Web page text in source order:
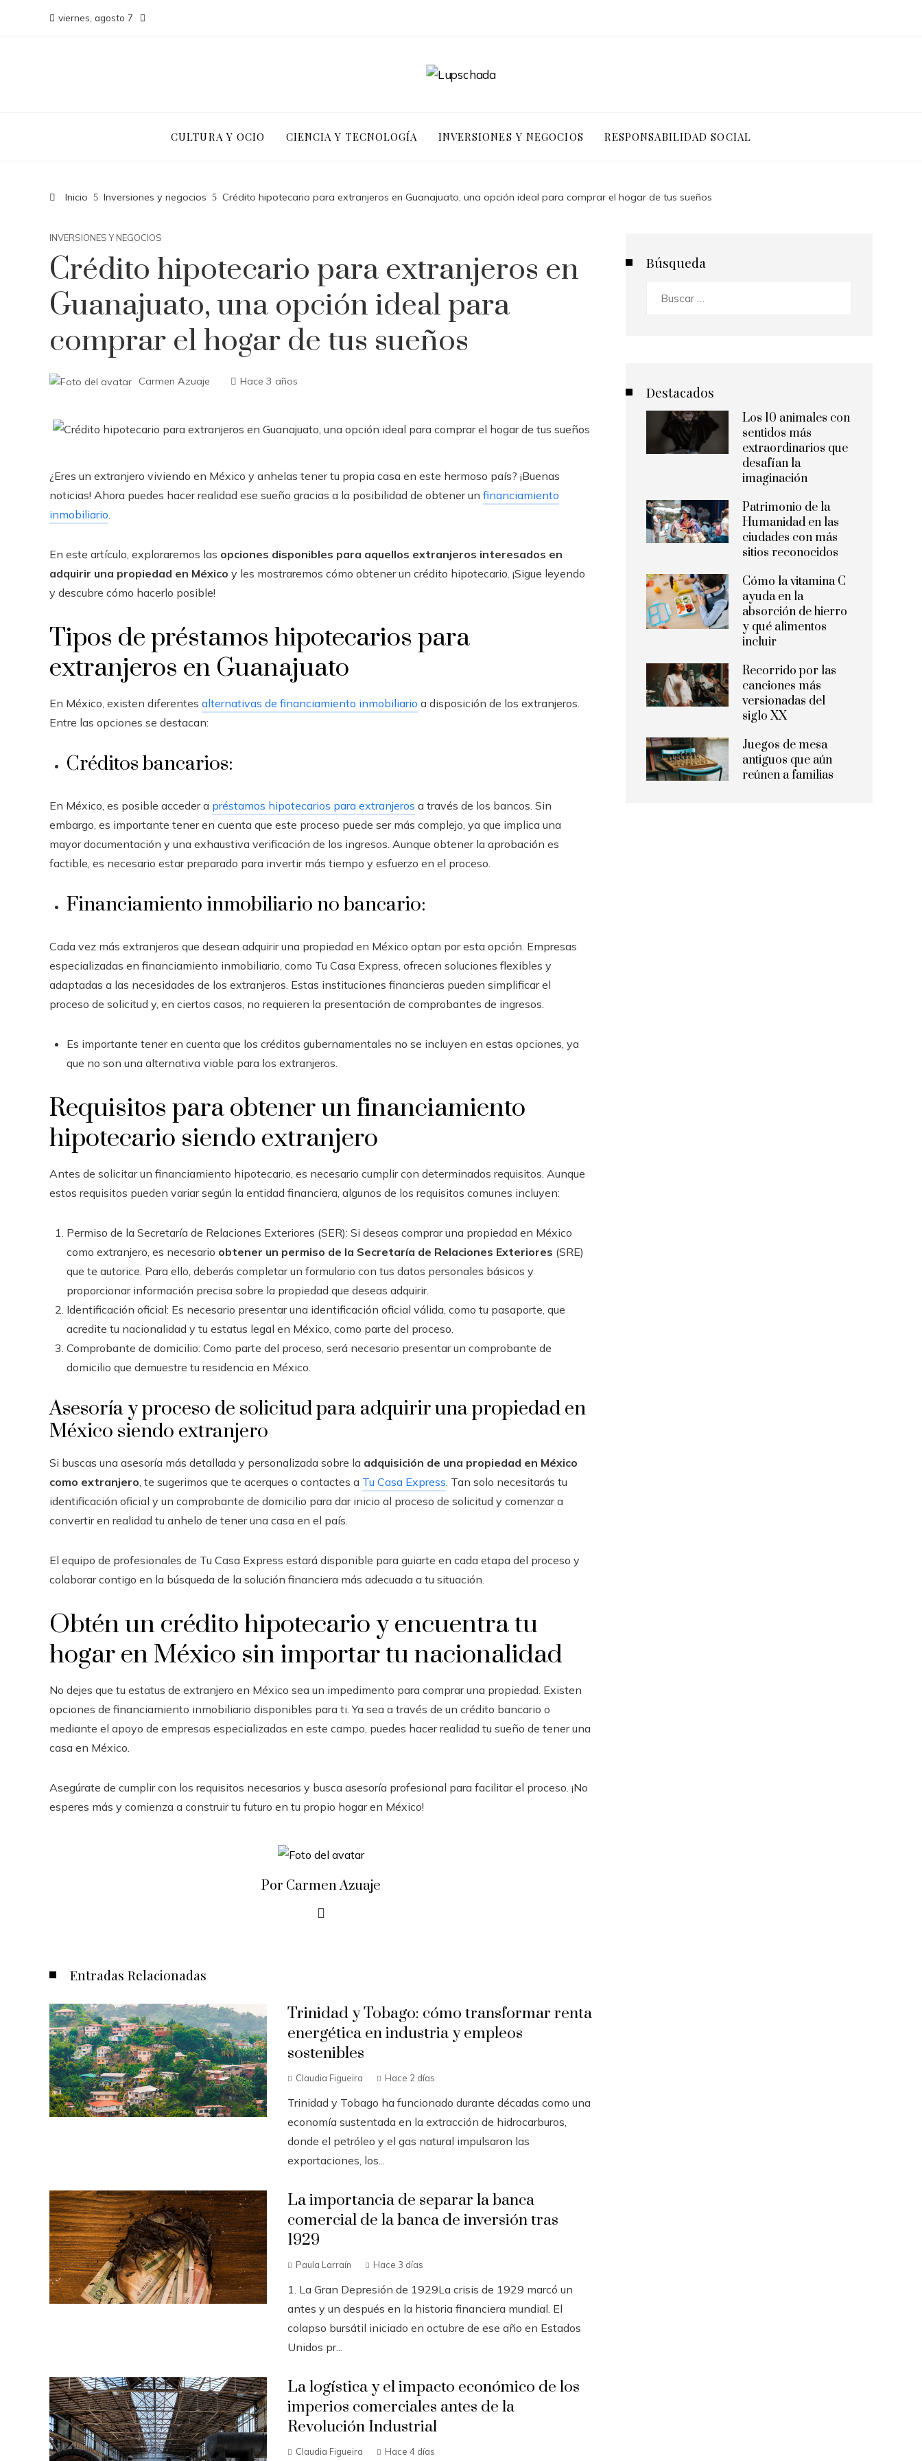
viernes, agosto 7
CULTURA Y OCIO CIENCIA Y TECNOLOGÍA INVERSIONES Y NEGOCIOS RESPONSABILIDAD SOCIAL
Inicio Inversiones y negocios Crédito hipotecario para extranjeros en Guanajuato, una opción ideal para comprar el hogar de tus sueños
INVERSIONES Y NEGOCIOS
Crédito hipotecario para extranjeros en
Guanajuato, una opción ideal para
comprar el hogar de tus sueños
Carmen Azuaje Hace 3 años
¿Eres un extranjero viviendo en México y anhelas tener tu propia casa en este hermoso país? ¡Buenas
noticias! Ahora puedes hacer realidad ese sueño gracias a la posibilidad de obtener un financiamiento
inmobiliario
En este artículo, exploraremos las opciones disponibles para aquellos extranjeros interesados en
adquirir una propiedad en México y les mostraremos cómo obtener un crédito hipotecario. ¡Sigue leyendo
y descubre cómo hacerlo posible!
Tipos de préstamos hipotecarios para
extranjeros en Guanajuato
En México, existen diferentes alternativas de financiamiento inmobiliario a disposición de los extranjeros.
Entre las opciones se destacan:
Créditos bancarios:
En México, es posible acceder a préstamos hipotecarios para extranjeros a través de los bancos. Sin
embargo, es importante tener en cuenta que este proceso puede ser más complejo, ya que implica una
mayor documentación y una exhaustiva verificación de los ingresos. Aunque obtener la aprobación es
factible, es necesario estar preparado para invertir más tiempo y esfuerzo en el proceso.
Financiamiento inmobiliario no bancario:
Cada vez más extranjeros que desean adquirir una propiedad en México optan por esta opción. Empresas
especializadas en financiamiento inmobiliario, como Tu Casa Express, ofrecen soluciones flexibles y
adaptadas a las necesidades de los extranjeros. Estas instituciones financieras pueden simplificar el
proceso de solicitud y, en ciertos casos, no requieren la presentación de comprobantes de ingresos.
Es importante tener en cuenta que los créditos gubernamentales no se incluyen en estas opciones, ya
que no son una alternativa viable para los extranjeros.
Requisitos para obtener un financiamiento
hipotecario siendo extranjero
Antes de solicitar un financiamiento hipotecario, es necesario cumplir con determinados requisitos. Aunque
estos requisitos pueden variar según la entidad financiera, algunos de los requisitos comunes incluyen:
Permiso de la Secretaría de Relaciones Exteriores (SER): Si deseas comprar una propiedad en México
como extranjero, es necesario obtener un permiso de la Secretaría de Relaciones Exteriores (SRE)
que te autorice. Para ello, deberás completar un formulario con tus datos personales básicos y
proporcionar información precisa sobre la propiedad que deseas adquirir.
Identificación oficial: Es necesario presentar una identificación oficial válida, como tu pasaporte, que
acredite tu nacionalidad y tu estatus legal en México, como parte del proceso.
Comprobante de domicilio: Como parte del proceso, será necesario presentar un comprobante de
domicilio que demuestre tu residencia en México.
Asesoría y proceso de solicitud para adquirir una propiedad en
México siendo extranjero
Si buscas una asesoría más detallada y personalizada sobre la adquisición de una propiedad en México
como extranjero , te sugerimos que te acerques o contactes a Tu Casa Express . Tan solo necesitarás tu
identificación oficial y un comprobante de domicilio para dar inicio al proceso de solicitud y comenzar a
convertir en realidad tu anhelo de tener una casa en el país.
El equipo de profesionales de Tu Casa Express estará disponible para guiarte en cada etapa del proceso y
colaborar contigo en la búsqueda de la solución financiera más adecuada a tu situación.
Obtén un crédito hipotecario y encuentra tu
hogar en México sin importar tu nacionalidad
No dejes que tu estatus de extranjero en México sea un impedimento para comprar una propiedad. Existen
opciones de financiamiento inmobiliario disponibles para ti. Ya sea a través de un crédito bancario o
mediante el apoyo de empresas especializadas en este campo, puedes hacer realidad tu sueño de tener una
casa en México.
Asegúrate de cumplir con los requisitos necesarios y busca asesoría profesional para facilitar el proceso. ¡No
esperes más y comienza a construir tu futuro en tu propio hogar en México!
Por Carmen Azuaje
Entradas Relacionadas
Trinidad y Tobago: cómo transformar renta
energética en industria y empleos
sostenibles
Claudia Figueira Hace 2 días
Trinidad y Tobago ha funcionado durante décadas como una
economía sustentada en la extracción de hidrocarburos,
donde el petróleo y el gas natural impulsaron las
exportaciones, los...
La importancia de separar la banca
comercial de la banca de inversión tras
1929
Paula Larraín Hace 3 días
1. La Gran Depresión de 1929La crisis de 1929 marcó un
antes y un después en la historia financiera mundial. El
colapso bursátil iniciado en octubre de ese año en Estados
Unidos pr...
La logística y el impacto económico de los
imperios comerciales antes de la
Revolución Industrial
Claudia Figueira Hace 4 días
Búsqueda
Destacados
Los 10 animales con
sentidos más
extraordinarios que
desafían la
imaginación
Patrimonio de la
Humanidad en las
ciudades con más
sitios reconocidos
Cómo la vitamina C
ayuda en la
absorción de hierro
y qué alimentos
incluir
Recorrido por las
canciones más
versionadas del
siglo XX
Juegos de mesa
antiguos que aún
reúnen a familias